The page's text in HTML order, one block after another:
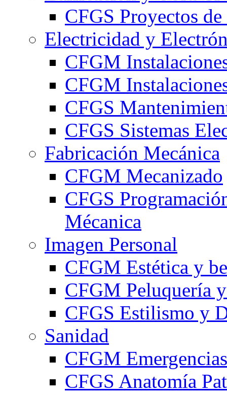
CFGS Proyectos
Electricidad y
CFGM
CFGM
CFGS
CFGS Sistemas
Fabricación Mecánica
CFGM Mecanizado
CFGS
Mécanica
Imagen Personal
CFGM Estética y
CFGM Peluquería
CFGS Estilismo y
Sanidad
CFGM
CFGS Anatomía